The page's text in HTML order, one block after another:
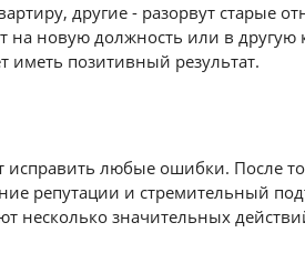
другие - разорвут старые
на новую должность или в
иметь позитивный результат.
исправить любые ошибки. После
репутации и стремительный
несколько значительных